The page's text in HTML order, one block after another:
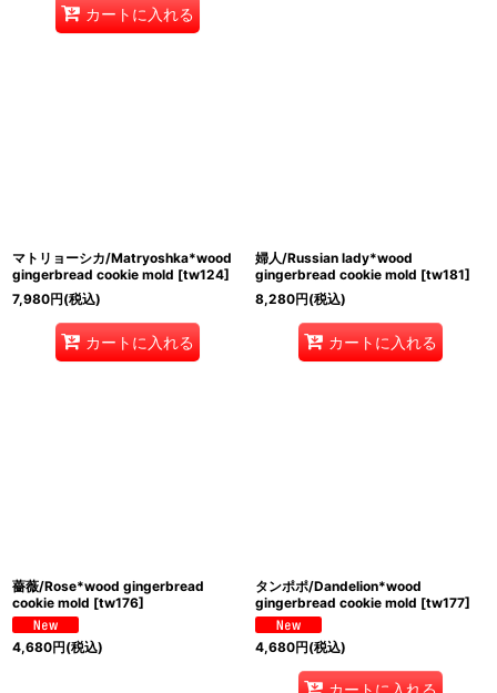
カートに入れる
マトリョーシカ/Matryoshka*wood
gingerbread cookie mold [tw124]
7,980円(税込)
カートに入れる
婦人/Russian lady*wood
gingerbread cookie mold [tw181]
8,280円(税込)
カートに入れる
薔薇/Rose*wood gingerbread
cookie mold [tw176]
4,680円(税込)
タンポポ/Dandelion*wood
gingerbread cookie mold [tw177]
4,680円(税込)